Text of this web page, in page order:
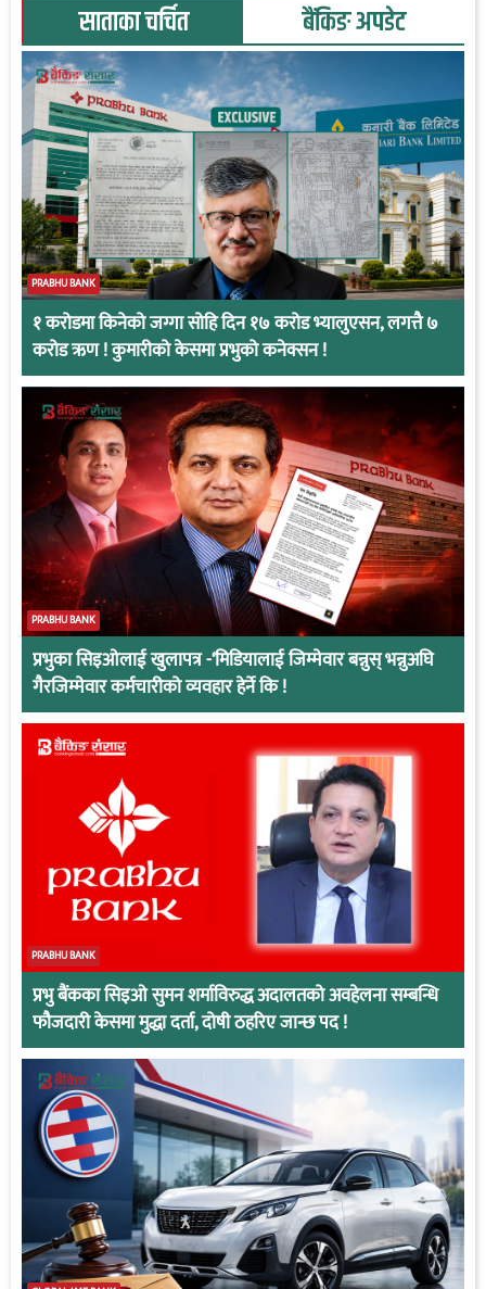
साताका चर्चित बैंकिङ अपडेट
PRABHU BANK
१ करोडमा किनेको जग्गा सोहि दिन १७ करोड भ्यालुएसन, लगत्तै ७
करोड ऋण ! कुमारीको केसमा प्रभुको कनेक्सन !
PRABHU BANK
प्रभुका सिइओलाई खुलापत्र -‘मिडियालाई जिम्मेवार बन्नुस् भन्नुअघि
गैरजिम्मेवार कर्मचारीको व्यवहार हेर्ने कि !
PRABHU BANK
प्रभु बैंकका सिइओ सुमन शर्माविरुद्ध अदालतको अवहेलना सम्बन्धि
फौजदारी केसमा मुद्धा दर्ता, दोषी ठहरिए जान्छ पद !